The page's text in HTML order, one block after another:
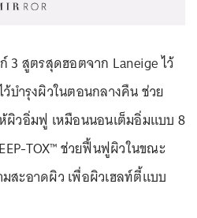
3 สูตรสุดฮอตจาก Laneige ไว้
บำรุงผิวในตอนกลางคืน ช่วย
วอิ่มฟู เหมือนนอนเต็มอิ่มแบบ 8
TOX™ ช่วยฟื้นฟูผิวในขณะ
สะอาดผิว เพื่อผิวเฮลท์ตี้แบบ